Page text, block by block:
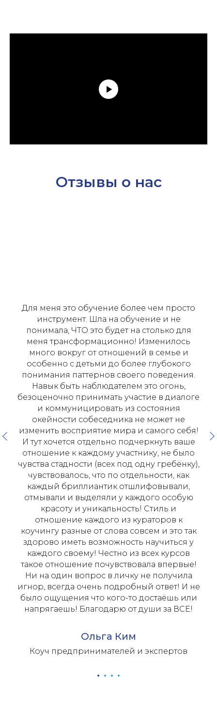
Отзывы о нас
Для меня это обучение более чем просто
инструмент. Шла на обучение и не
понимала, ЧТО это будет на столько для
меня трансформационно! Изменилось
много вокруг от отношений в семье и
особенно с детьми до более глубокого
понимания паттернов своего поведения.
Навык быть наблюдателем это огонь,
безоценочно принимать участие в диалоге
и коммуницировать из состояния
окейности собеседника не может не
изменить восприятие мира и самого себя!
И тут хочется отдельно подчеркнуть ваше
отношение к каждому участнику, не было
чувства стадности (всех под одну гребёнку),
чувствовалось, что по отдельности, как
каждый бриллиантик отшлифовывали,
отмывали и выделяли у каждого особую
красоту и уникальность! Стиль и
отношение каждого из кураторов к
коучингу разные от слова совсем и это так
здорово иметь возможность научиться у
каждого своему! Честно из всех курсов
такое отношение почувствовала впервые!
Ни на один вопрос в личку не получила
игнор, всегда очень подробный ответ! И не
было ощущения что кого-то достаёшь или
напрягаешь! Благодарю от души за ВСЕ!
Ольга Ким
Коуч предпринимателей и экспертов